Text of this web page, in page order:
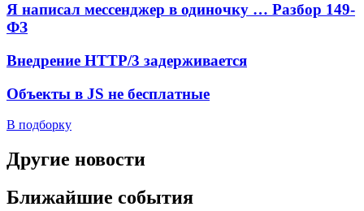
Я написал мессенджер в одиночку … Разбор 149-
ФЗ
Внедрение HTTP/3 задерживается
Объекты в JS не бесплатные
В подборку
Другие новости
Ближайшие события